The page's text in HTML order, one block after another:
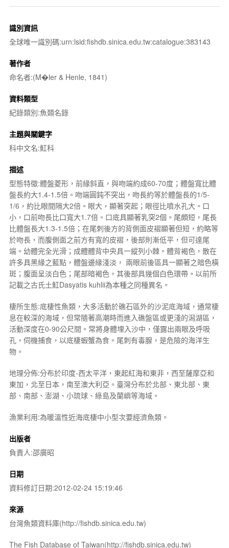
識別資訊
全球唯一識別碼:urn:lsid:fishdb.sinica.edu.tw:catalogue:383143
著作者
命名者:(M�ler & Henle, 1841)
資料類型
紀錄類別:魚類名錄
主題與關鍵字
科中文名:魟科
描述
型態特徵:體盤菱形，前緣斜直，與吻端約成60-70度；體盤寬比體
盤長約大1.4-1.5倍。吻端圓鈍不突出，吻長約等於體盤長的1/5-
1/6，約比眼間隔大2倍。眼大，顯著突起；眼徑比噴水孔大。口
小，口前吻長比口寬大1.7倍。口底具顯著乳突2個。尾頗短，尾長
比體盤長大1.3-1.5倍；在尾刺後方的背側面皮褶顯著但短，約略等
於吻長，而腹側面之前方有寬的皮褶，後部則漸低平，但可達尾
端。幼體完全光滑；成體體背中央具一縱列小棘。體背褐色，散在
許多具黑緣之藍點，體盤邊緣淺淡， 兩眼前後區具一顯著之暗色橫
斑；腹面呈淡白色；尾部暗褐色，其後部具幾個白色環帶。以前所
記載之古氏土魟Dasyatis kuhlii為本種之同種異名。
棲所生態:底棲性魚類，大多活動於礁石區外的沙泥底海域，通常棲
息在較深的海域，但常隨著高潮時而進入礁盤區或更淺的潟湖區，
活動深度在0-90公尺間。常將身體埋入沙中，僅露出兩眼及呼吸
孔，伺機捕食，以底棲蝦蟹為食。尾刺有毒腺，是危險的海洋生
物。
地理分佈:分布於印度-西太平洋，東起紅海和東非，西至薩摩亞和
東加，北至日本，南至澳大利亞。臺灣分布於北部、東北部、東
部、南部、澎湖、小琉球、綠島及蘭嶼等海域。
漁業利用:為暖溫性近海底棲中小型次要經濟魚類。
出版者
負責人:邵廣昭
日期
資料修訂日期:2012-02-24 15:19:46
來源
台灣魚類資料庫(http://fishdb.sinica.edu.tw)
The Fish Database of Taiwan(http://fishdb.sinica.edu.tw)